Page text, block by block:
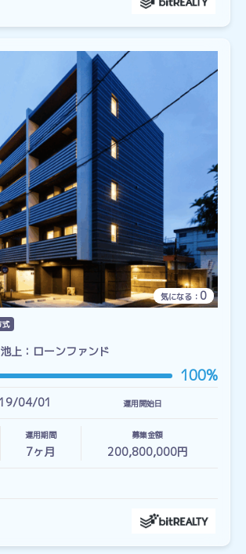
気になる： 0
式
上：ローンファンド
100%
04/01 運用開始日
運用期間
7ヶ月
募集金額
200,800,000円